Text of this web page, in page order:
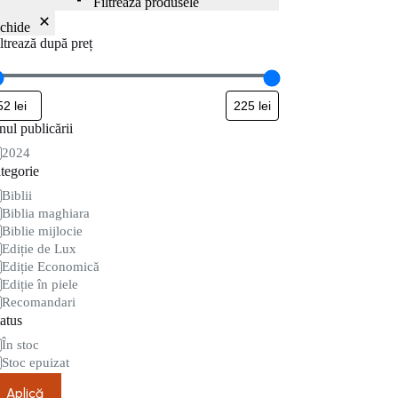
după preț
publicării
2024
Biblii
Biblia maghiara
Biblie mijlocie
Ediție de Lux
Ediție Economică
Ediție în piele
Recomandari
În stoc
Stoc epuizat
Aplică